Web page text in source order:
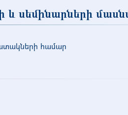
սեմինարների
համար